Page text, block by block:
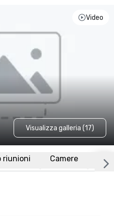
Video
Visualizza galleria (17)
riunioni Camere